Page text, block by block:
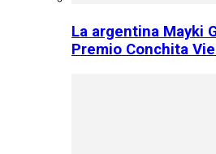
La argentina Mayki
Premio Conchita